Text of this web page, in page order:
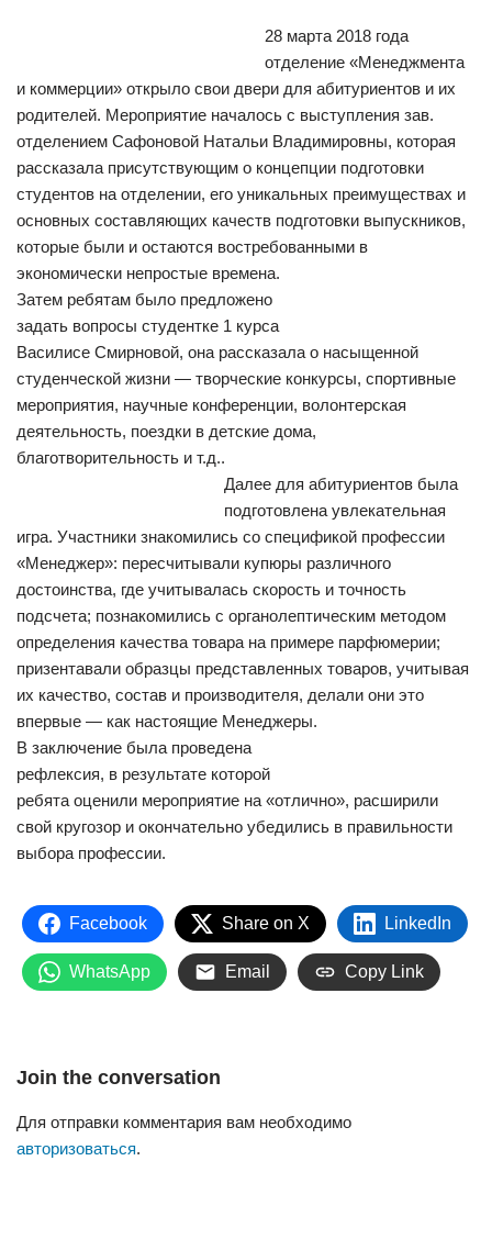
28 марта 2018 года
отделение «Менеджмента
и коммерции» открыло свои двери для абитуриентов и их
родителей. Мероприятие началось с выступления зав.
отделением Сафоновой Натальи Владимировны, которая
рассказала присутствующим о концепции подготовки
студентов на отделении, его уникальных преимуществах и
основных составляющих качеств подготовки выпускников,
которые были и остаются востребованными в
экономически непростые времена.
Затем ребятам было предложено
задать вопросы студентке 1 курса
Василисе Смирновой, она рассказала о насыщенной
студенческой жизни — творческие конкурсы, спортивные
мероприятия, научные конференции, волонтерская
деятельность, поездки в детские дома,
благотворительность и т.д..
Далее для абитуриентов была
подготовлена увлекательная
игра. Участники знакомились со спецификой профессии
«Менеджер»: пересчитывали купюры различного
достоинства, где учитывалась скорость и точность
подсчета; познакомились с органолептическим методом
определения качества товара на примере парфюмерии;
призентавали образцы представленных товаров, учитывая
их качество, состав и производителя, делали они это
впервые — как настоящие Менеджеры.
В заключение была проведена
рефлексия, в результате которой
ребята оценили мероприятие на «отлично», расширили
свой кругозор и окончательно убедились в правильности
выбора профессии.
Facebook Share on X LinkedIn
WhatsApp Email Copy Link
Join the conversation
Для отправки комментария вам необходимо
авторизоваться.